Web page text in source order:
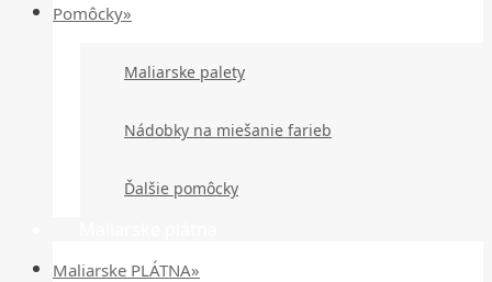
Pomôcky»
Maliarske palety
Nádobky na miešanie farieb
Ďalšie pomôcky
Maliarske PLÁTNA»